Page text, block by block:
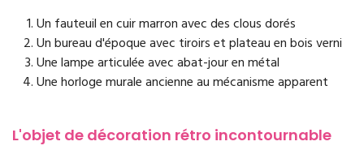
Un fauteuil en cuir marron avec des clous dorés
Un bureau d'époque avec tiroirs et plateau en bois verni
Une lampe articulée avec abat-jour en métal
Une horloge murale ancienne au mécanisme apparent
L'objet de décoration rétro incontournable